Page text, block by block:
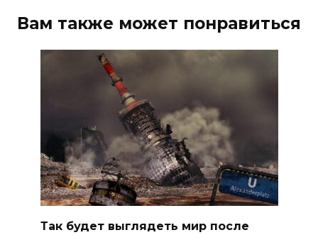
Вам также может понравиться
Так будет выглядеть мир после